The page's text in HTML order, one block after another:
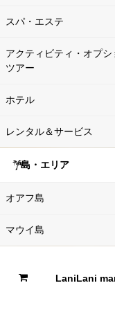
スパ・エステ
アクティビティ・オプシ
ツアー
ホテル
レンタル＆サービス
島・エリア
オアフ島
マウイ島
LaniLani